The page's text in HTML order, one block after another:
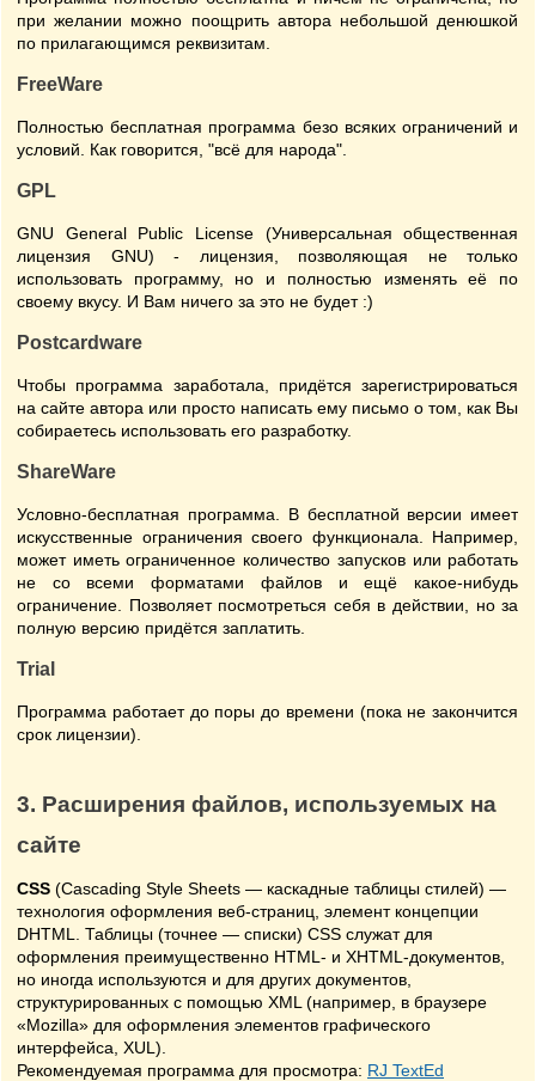
при желании можно поощрить автора небольшой денюшкой
по прилагающимся реквизитам.
FreeWare
Полностью бесплатная программа безо всяких ограничений и
условий. Как говорится, "всё для народа".
GPL
GNU General Public License (Универсальная общественная
лицензия GNU) - лицензия, позволяющая не только
использовать программу, но и полностью изменять её по
своему вкусу. И Вам ничего за это не будет :)
Postcardware
Чтобы программа заработала, придётся зарегистрироваться
на сайте автора или просто написать ему письмо о том, как Вы
собираетесь использовать его разработку.
ShareWare
Условно-бесплатная программа. В бесплатной версии имеет
искусственные ограничения своего функционала. Например,
может иметь ограниченное количество запусков или работать
не со всеми форматами файлов и ещё какое-нибудь
ограничение. Позволяет посмотреться себя в действии, но за
полную версию придётся заплатить.
Trial
Программа работает до поры до времени (пока не закончится
срок лицензии).
3. Расширения файлов, используемых на
сайте
CSS (Cascading Style Sheets — каскадные таблицы стилей) —
технология оформления веб-страниц, элемент концепции
DHTML. Таблицы (точнее — списки) CSS служат для
оформления преимущественно HTML- и XHTML-документов,
но иногда используются и для других документов,
структурированных с помощью XML (например, в браузере
«Mozilla» для оформления элементов графического
интерфейса, XUL).
Рекомендуемая программа для просмотра: RJ TextEd